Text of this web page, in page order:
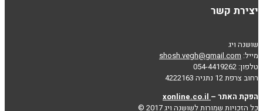
יצירת קשר
שושנה ויג
מייל: shosh.vegh@gmail.com
טלפון: 054-4419262
רחוב צרפת 12 נתניה 4222163
הפקת האתר –
כל הזכויות שמורות לשושנה ויג 2017 ©